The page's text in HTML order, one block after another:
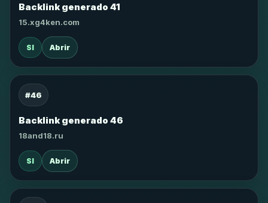
Backlink generado 41
15.xg4ken.com
SI Abrir
#46
Backlink generado 46
18and18.ru
SI Abrir